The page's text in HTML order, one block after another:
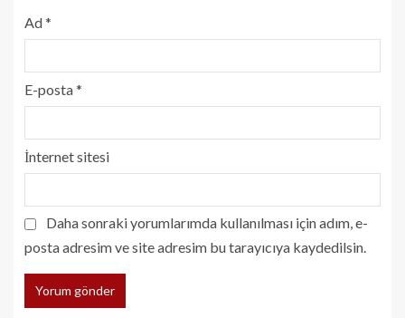
Ad*
E-posta*
İnternet sitesi
Daha sonraki yorumlarımda kullanılması için adım, e-
posta adresim ve site adresim bu tarayıcıya kaydedilsin.